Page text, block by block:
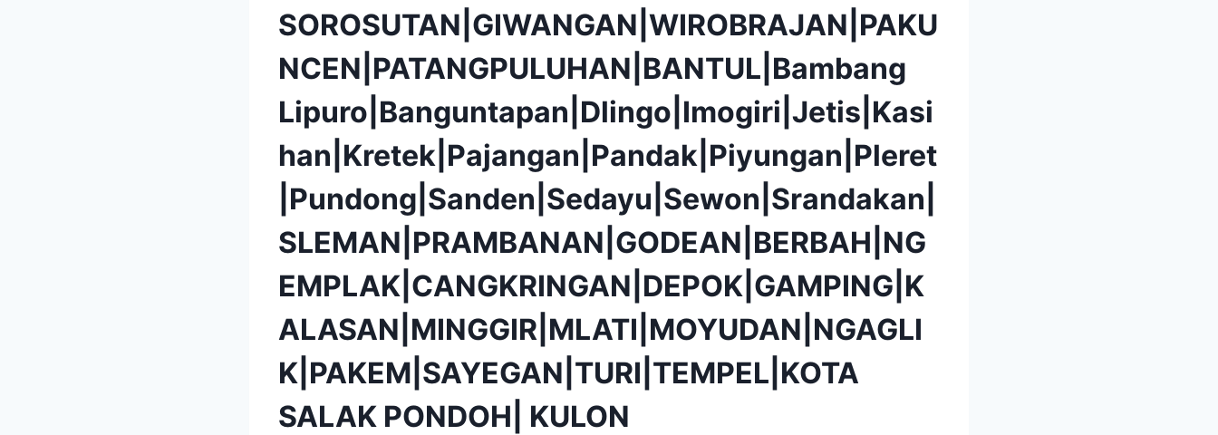
SOROSUTAN|GIWANGAN|WIROBRAJAN|PAKU
NCEN|PATANGPULUHAN|BANTUL|Bambang
Lipuro|Banguntapan|Dlingo|Imogiri|Jetis|Kasi
han|Kretek|Pajangan|Pandak|Piyungan|Pleret
|Pundong|Sanden|Sedayu|Sewon|Srandakan|
SLEMAN|PRAMBANAN|GODEAN|BERBAH|NG
EMPLAK|CANGKRINGAN|DEPOK|GAMPING|K
ALASAN|MINGGIR|MLATI|MOYUDAN|NGAGLI
K|PAKEM|SAYEGAN|TURI|TEMPEL|KOTA
SALAK PONDOH| KULON